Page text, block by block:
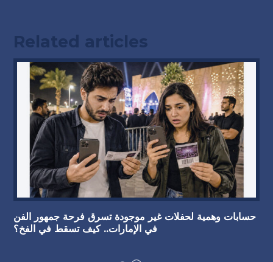
Related articles
حسابات وهمية لحفلات غير موجودة تسرق فرحة جمهور الفن
في الإمارات.. كيف تسقط في الفخ؟